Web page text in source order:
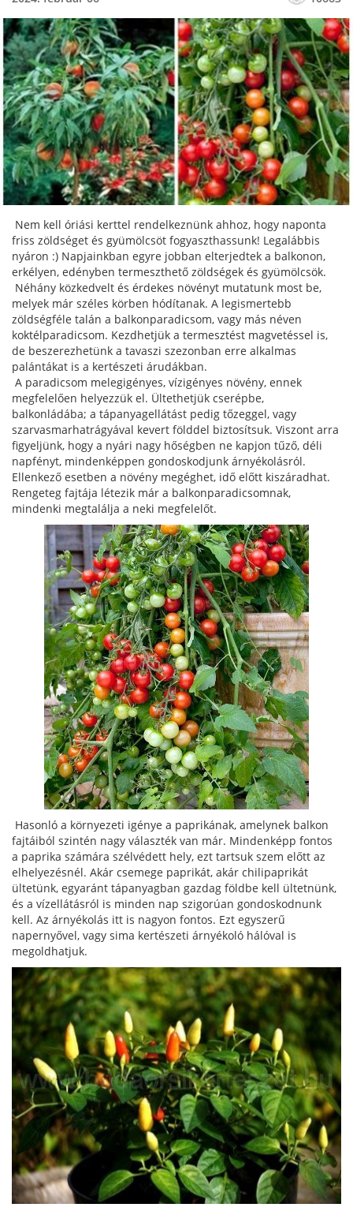
Nem kell óriási kerttel rendelkeznünk ahhoz, hogy naponta
friss zöldséget és gyümölcsöt fogyaszthassunk! Legalábbis
nyáron :) Napjainkban egyre jobban elterjedtek a balkonon,
erkélyen, edényben termeszthető zöldségek és gyümölcsök.
Néhány közkedvelt és érdekes növényt mutatunk most be,
melyek már széles körben hódítanak. A legismertebb
zöldségféle talán a balkonparadicsom, vagy más néven
koktélparadicsom. Kezdhetjük a termesztést magvetéssel is,
de beszerezhetünk a tavaszi szezonban erre alkalmas
palántákat is a kertészeti árudákban.
A paradicsom melegigényes, vízigényes növény, ennek
megfelelően helyezzük el. Ültethetjük cserépbe,
balkonládába; a tápanyagellátást pedig tőzeggel, vagy
szarvasmarhatrágyával kevert földdel biztosítsuk. Viszont arra
figyeljünk, hogy a nyári nagy hőségben ne kapjon tűző, déli
napfényt, mindenképpen gondoskodjunk árnyékolásról.
Ellenkező esetben a növény megéghet, idő előtt kiszáradhat.
Rengeteg fajtája létezik már a balkonparadicsomnak,
mindenki megtalálja a neki megfelelőt.
Hasonló a környezeti igénye a paprikának, amelynek balkon
fajtáiból szintén nagy választék van már. Mindenképp fontos
a paprika számára szélvédett hely, ezt tartsuk szem előtt az
elhelyezésnél. Akár csemege paprikát, akár chilipaprikát
ültetünk, egyaránt tápanyagban gazdag földbe kell ültetnünk,
és a vízellátásról is minden nap szigorúan gondoskodnunk
kell. Az árnyékolás itt is nagyon fontos. Ezt egyszerű
napernyővel, vagy sima kertészeti árnyékoló hálóval is
megoldhatjuk.